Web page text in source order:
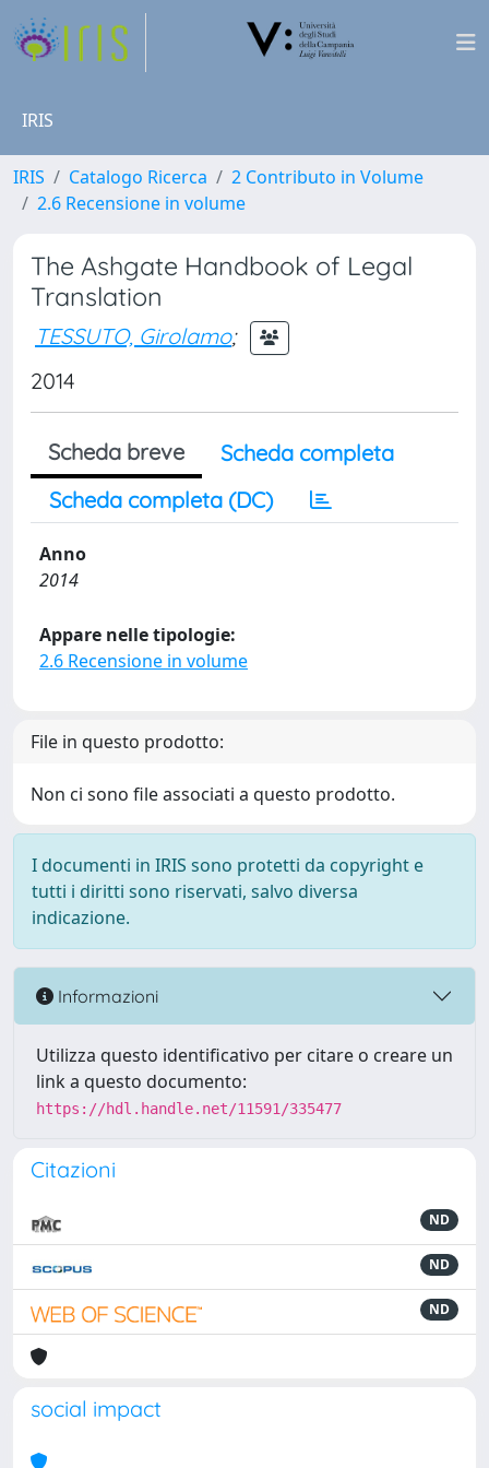
IRIS
IRIS Catalogo Ricerca
2 Contributo in Volume
2.6 Recensione in volume
The Ashgate Handbook of Legal
Translation
TESSUTO, Girolamo;
2014
Scheda breve
Scheda completa
Scheda completa (DC)
Anno
2014
Appare nelle tipologie:
2.6 Recensione in volume
File in questo prodotto:
Non ci sono file associati a questo prodotto.
I documenti in IRIS sono protetti da copyright e
tutti i diritti sono riservati, salvo diversa
indicazione.
Informazioni
Utilizza questo identificativo per citare o creare un
link a questo documento:
https://hdl.handle.net/11591/335477
Citazioni
ND
ND
ND
social impact